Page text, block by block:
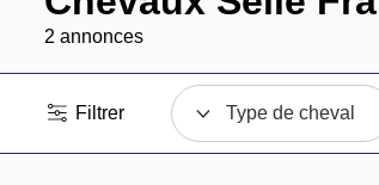
2 annonces
Filtrer Type de cheval